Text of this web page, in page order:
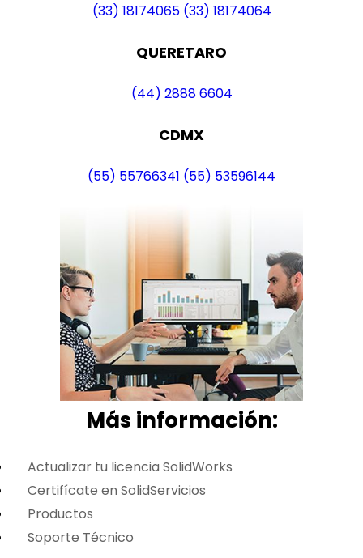
(33) 18174065 (33) 18174064
QUERETARO
(44) 2888 6604
CDMX
(55) 55766341 (55) 53596144
Más información:
Actualizar tu licencia SolidWorks
Certifícate en SolidServicios
Productos
Soporte Técnico